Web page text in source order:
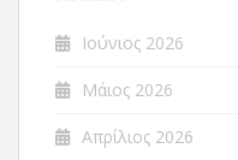
Ιούνιος 2026
Μάιος 2026
Απρίλιος 2026